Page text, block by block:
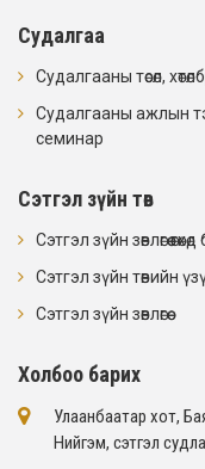
Судалгаа
Судалгааны төсөл,
Судалгааны ажлын
семинар
Сэтгэл зүйн төв
Сэтгэл зүйн зөвлөгөө
Сэтгэл зүйн төвийн
Сэтгэл зүйн зөвлөгөө
Холбоо барих
Улаанбаатар хот,
Нийгэм, сэтгэл